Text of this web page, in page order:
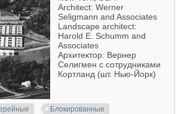
Architect: Werner
Seligmann and Associates
Landscape architect:
Harold E. Schumm and
Associates
Архитектор: Вернер
Селигмен с сотрудниками
Кортланд (шт. Нью-Йорк)
Блокированные